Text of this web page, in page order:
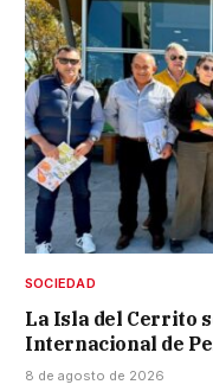
SOCIEDAD
La Isla del Cerrito
Internacional de
8 de agosto de 2026